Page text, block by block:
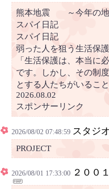
熊本地震 ～今年の地
スパイ日記
スパイ日記
弱った人を狙う生活保
「生活保護は、本当に
です。しかし、その制
とする人たちがいるこ
2026.08.02
スポンサーリンク
2026/08/02 07:48:59 スタジ
PROJECT
2026/08/01 17:33:00 ２００